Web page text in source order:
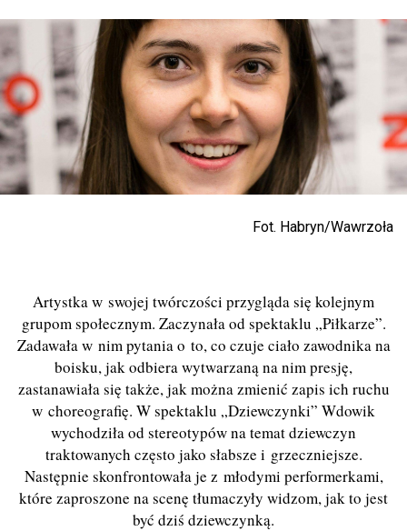
Fot. Habryn/Wawrzoła
Artystka w swojej twórczości przygląda się kolejnym
grupom społecznym. Zaczynała od spektaklu „Piłkarze”.
Zadawała w nim pytania o to, co czuje ciało zawodnika na
boisku, jak odbiera wytwarzaną na nim presję,
zastanawiała się także, jak można zmienić zapis ich ruchu
w choreografię. W spektaklu „Dziewczynki” Wdowik
wychodziła od stereotypów na temat dziewczyn
traktowanych często jako słabsze i grzeczniejsze.
Następnie skonfrontowała je z młodymi performerkami,
które zaproszone na scenę tłumaczyły widzom, jak to jest
być dziś dziewczynką.